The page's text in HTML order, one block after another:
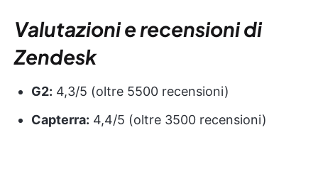
Valutazioni e recensioni di
Zendesk
G2: 4,3/5 (oltre 5500 recensioni)
Capterra: 4,4/5 (oltre 3500 recensioni)